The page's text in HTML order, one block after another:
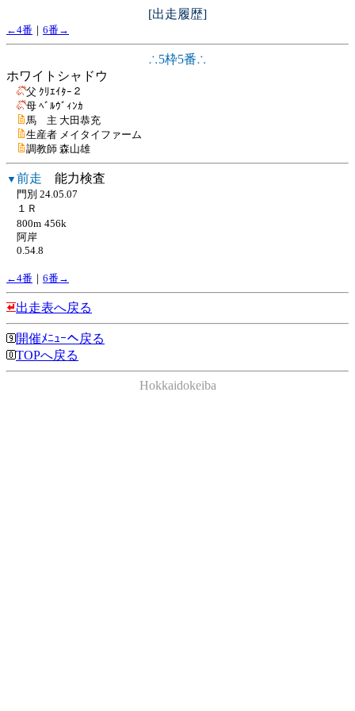
[出走履歴]
←4番 ｜ 6番→
∴5枠5番∴
ホワイトシャドウ
父 ｸﾘｴｲﾀｰ２
母 ﾍﾞﾙｳﾞｨﾝｶ
馬 主 大田恭充
生産者 メイタイファーム
調教師 森山雄
▼ 前走 能力検査
門別 24.05.07
１Ｒ
800m 456k
阿岸
0.54.8
←4番 ｜ 6番→
出走表へ戻る
開催ﾒﾆｭｰへ戻る
TOPへ戻る
Hokkaidokeiba